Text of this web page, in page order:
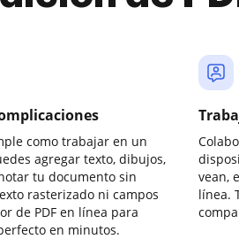
como trabajar en un
agregar texto, dibujos,
tu documento sin
rasterizado ni campos
de PDF en línea para
en minutos.
vean,
línea.